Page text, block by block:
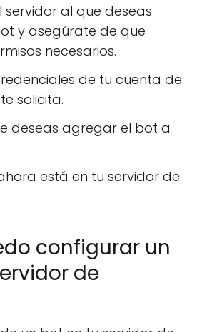
servidor al que deseas
y asegúrate de que
necesarios.
de tu cuenta de
solicita.
deseas agregar el bot a
está en tu servidor de
configurar un
de